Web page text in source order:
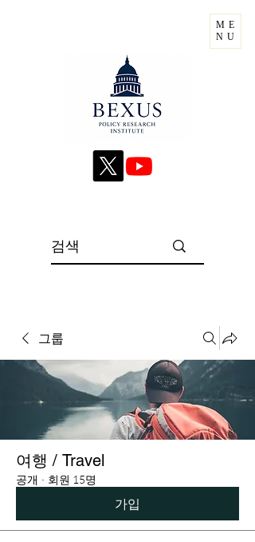
ME
NU
그룹
여행 / Travel
공개 · 회원 15명
가입